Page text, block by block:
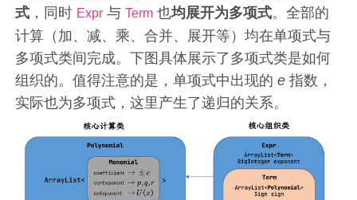
式 ，同时 Expr 与Term 也均展开为多项式。全部的
计算（加、减、乘、合并、展开等）均在单项式与
多项式类间完成。下图具体展示了多项式类是如何
组织的。值得注意的是，单项式中出现的e 指数，
实际也为多项式，这里产生了递归的关系。